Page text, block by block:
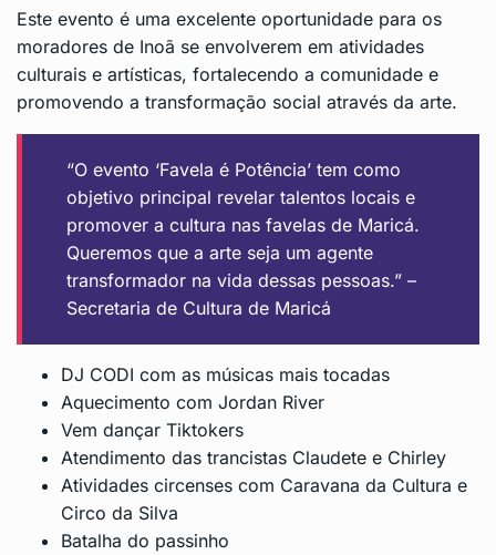
Este evento é uma excelente oportunidade para os
moradores de Inoã se envolverem em atividades
culturais e artísticas, fortalecendo a comunidade e
promovendo a transformação social através da arte.
“O evento ‘Favela é Potência’ tem como
objetivo principal revelar talentos locais e
promover a cultura nas favelas de Maricá.
Queremos que a arte seja um agente
transformador na vida dessas pessoas.” –
Secretaria de Cultura de Maricá
DJ CODI com as músicas mais tocadas
Aquecimento com Jordan River
Vem dançar Tiktokers
Atendimento das trancistas Claudete e Chirley
Atividades circenses com Caravana da Cultura e
Circo da Silva
Batalha do passinho